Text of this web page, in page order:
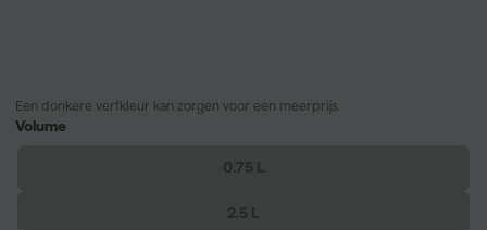
Een donkere verfkleur kan zorgen voor een meerprijs.
Volume